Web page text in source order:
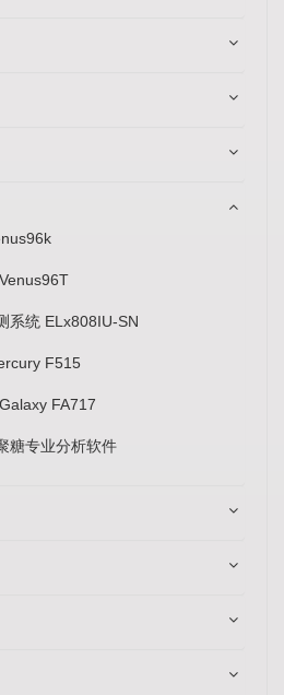
系统 ELx808IU-SN
F515
FA717
糖专业分析软件